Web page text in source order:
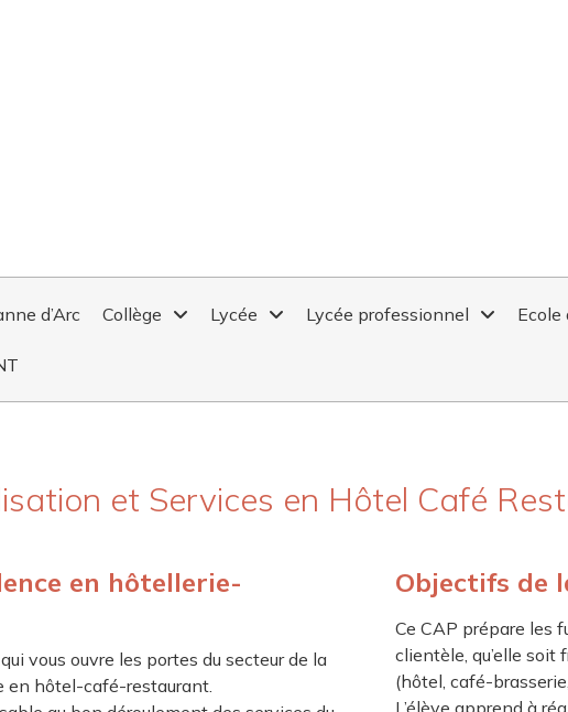
d’Arc Collège Lycée Lycée professionnel Ecole
et Services en Hôtel Café
en hôtellerie-
vous ouvre les portes du secteur de la
en hôtel-café-restaurant.
Objectifs de
Ce CAP prépare les
clientèle, qu’elle soit
(hôtel, café-
L’élève apprend à